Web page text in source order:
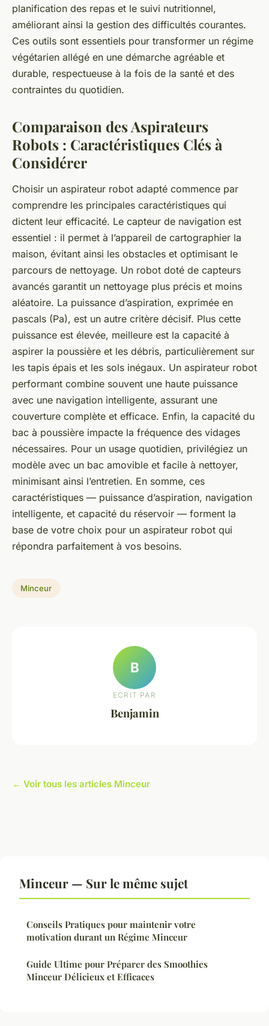
planification des repas et le suivi nutritionnel,
améliorant ainsi la gestion des difficultés courantes.
Ces outils sont essentiels pour transformer un régime
végétarien allégé en une démarche agréable et
durable, respectueuse à la fois de la santé et des
contraintes du quotidien.
Comparaison des Aspirateurs
Robots : Caractéristiques Clés à
Considérer
Choisir un aspirateur robot adapté commence par
comprendre les principales caractéristiques qui
dictent leur efficacité. Le capteur de navigation est
essentiel : il permet à l’appareil de cartographier la
maison, évitant ainsi les obstacles et optimisant le
parcours de nettoyage. Un robot doté de capteurs
avancés garantit un nettoyage plus précis et moins
aléatoire. La puissance d’aspiration, exprimée en
pascals (Pa), est un autre critère décisif. Plus cette
puissance est élevée, meilleure est la capacité à
aspirer la poussière et les débris, particulièrement sur
les tapis épais et les sols inégaux. Un aspirateur robot
performant combine souvent une haute puissance
avec une navigation intelligente, assurant une
couverture complète et efficace. Enfin, la capacité du
bac à poussière impacte la fréquence des vidages
nécessaires. Pour un usage quotidien, privilégiez un
modèle avec un bac amovible et facile à nettoyer,
minimisant ainsi l’entretien. En somme, ces
caractéristiques — puissance d’aspiration, navigation
intelligente, et capacité du réservoir — forment la
base de votre choix pour un aspirateur robot qui
répondra parfaitement à vos besoins.
Minceur
B
ECRIT PAR
Benjamin
← Voir tous les articles Minceur
Minceur — Sur le même sujet
Conseils Pratiques pour maintenir votre
motivation durant un Régime Minceur
Guide Ultime pour Préparer des Smoothies
Minceur Délicieux et Efficaces